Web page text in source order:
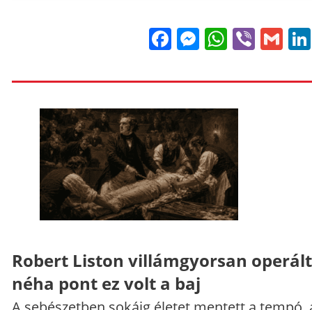
FacebookViber
Robert Liston villámgyorsan
néha pont ez volt a baj